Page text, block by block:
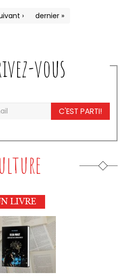
› dernier »
vous
C'EST PARTI!
LIVRE